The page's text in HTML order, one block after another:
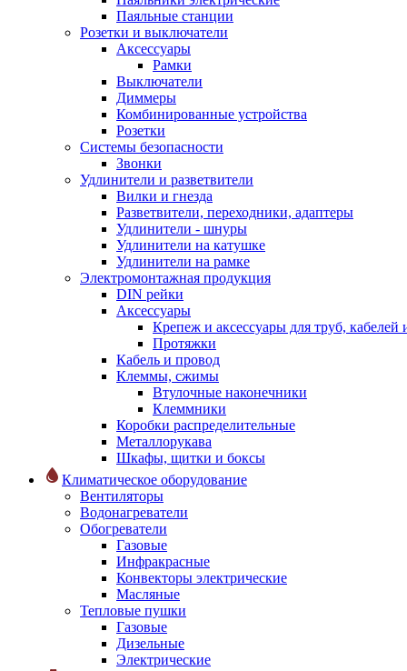
Паяльные станции
Розетки и выключатели
Аксессуары
Рамки
Выключатели
Диммеры
Комбинированные устройства
Розетки
Системы безопасности
Звонки
Удлинители и разветвители
Вилки и гнезда
Разветвители, переходники, адаптеры
Удлинители - шнуры
Удлинители на катушке
Удлинители на рамке
Электромонтажная продукция
DIN рейки
Аксессуары
Крепеж и аксессуары для труб, кабелей
Протяжки
Кабель и провод
Клеммы, сжимы
Втулочные наконечники
Клеммники
Коробки распределительные
Металлорукава
Шкафы, щитки и боксы
Климатическое оборудование
Вентиляторы
Водонагреватели
Обогреватели
Газовые
Инфракрасные
Конвекторы электрические
Масляные
Тепловые пушки
Газовые
Дизельные
Электрические